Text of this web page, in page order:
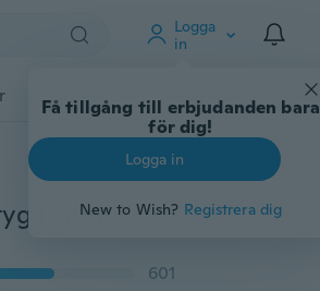
Logga
in
Få tillgång till erbjudanden bara
för dig!
Logga in
New to Wish? Registrera dig
Djurtillbehör Teknikprylar Mer
Husdjur Kattunga Loppborste Hund Slicker Rakeverktyg Hårgjutning Grooming Trimmer Kam Rengöring Gilling Fur Comb
601